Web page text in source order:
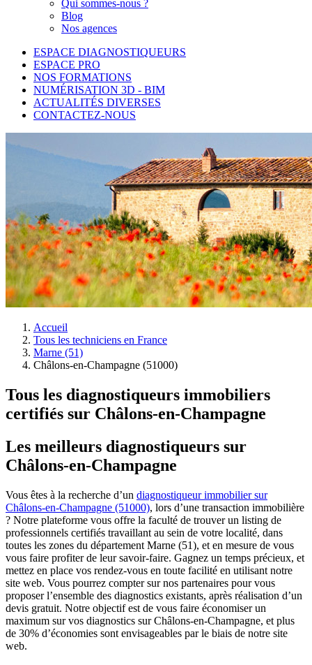
Qui sommes-nous ?
Blog
Nos agences
ESPACE DIAGNOSTIQUEURS
ESPACE PRO
NOS FORMATIONS
NUMÉRISATION 3D - BIM
ACTUALITÉS DIVERSES
CONTACTEZ-NOUS
Accueil
Tous les techniciens en France
Marne (51)
Châlons-en-Champagne (51000)
Tous les diagnostiqueurs immobiliers
certifiés sur Châlons-en-Champagne
Les meilleurs diagnostiqueurs sur
Châlons-en-Champagne
Vous êtes à la recherche d’un diagnostiqueur immobilier sur
Châlons-en-Champagne (51000), lors d’une transaction immobilière
? Notre plateforme vous offre la faculté de trouver un listing de
professionnels certifiés travaillant au sein de votre localité, dans
toutes les zones du département Marne (51), et en mesure de vous
vous faire profiter de leur savoir-faire. Gagnez un temps précieux, et
mettez en place vos rendez-vous en toute facilité en utilisant notre
site web. Vous pourrez compter sur nos partenaires pour vous
proposer l’ensemble des diagnostics existants, après réalisation d’un
devis gratuit. Notre objectif est de vous faire économiser un
maximum sur vos diagnostics sur Châlons-en-Champagne, et plus
de 30% d’économies sont envisageables par le biais de notre site
web.